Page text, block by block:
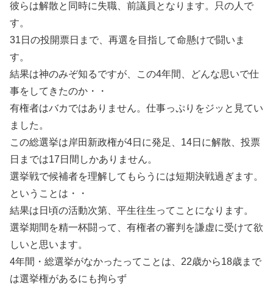
彼らは解散と同時に失職、前議員となります。只の人で
す。
31日の投開票日まで、再選を目指して命懸けで闘いま
す。
結果は神のみぞ知るですが、この4年間、どんな思いで仕
事をしてきたのか・・
有権者はバカではありません。仕事っぷりをジッと見てい
ました。
この総選挙は岸田新政権が4日に発足、14日に解散、投票
日までは17日間しかありません。
選挙戦で候補者を理解してもらうには短期決戦過ぎます。
ということは・・
結果は日頃の活動次第、平生往生ってことになります。
選挙期間を精一杯闘って、有権者の審判を謙虚に受けて欲
しいと思います。
4年間・総選挙がなかったってことは、22歳から18歳まで
は選挙権があるにも拘らず